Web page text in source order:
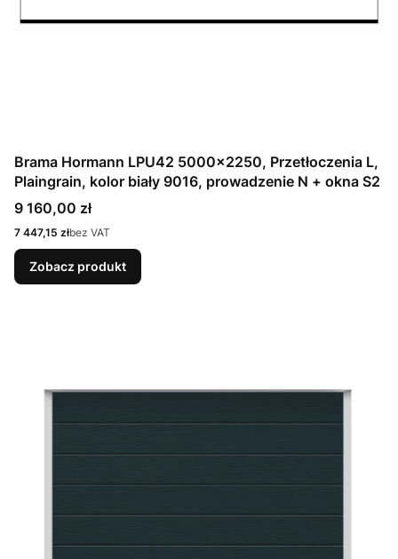
Brama Hormann LPU42 5000x2250, Przetłoczenia L,
Plaingrain, kolor biały 9016, prowadzenie N + okna S2
Cena
9 160,00 zł
Cena
7 447,15 złbez VAT
Zobacz produkt